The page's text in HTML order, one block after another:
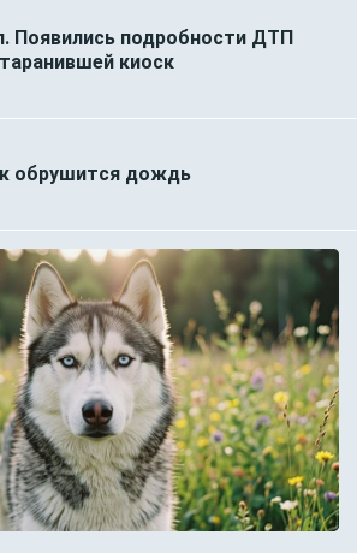
Появились подробности ДТП
киоск
обрушится дождь